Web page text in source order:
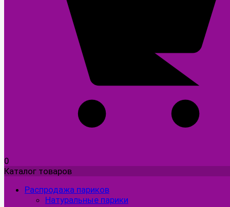
0
Каталог товаров
Распродажа париков
Натуральные парики